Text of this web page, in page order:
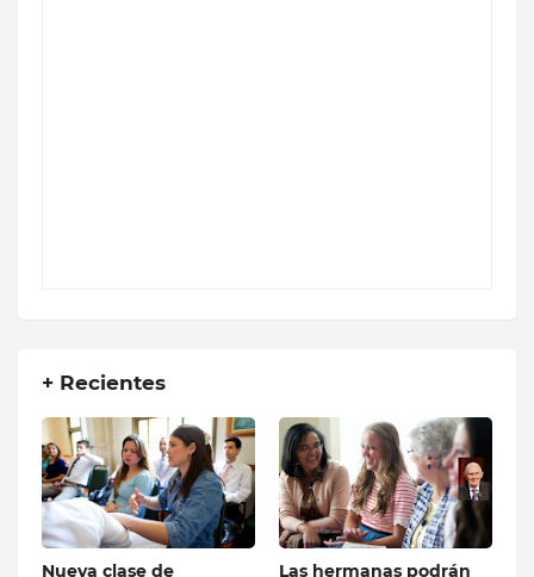
+ Recientes
Nueva clase de Las hermanas podrán